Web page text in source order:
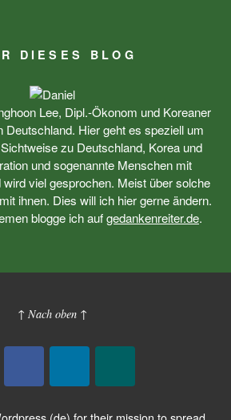
DIESES BLOG
Lee, Dipl.-Ökonom und Koreaner
Deutschland. Hier geht es speziell um
zu Deutschland, Korea und
und sogenannte Menschen mit
wird viel gesprochen. Meist über solche
ihnen. Dies will ich hier gerne ändern.
blogge ich aufgedankenreiter.de.
↑ Nach oben ↑